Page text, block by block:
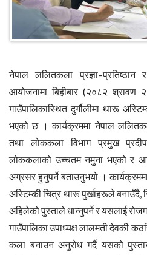
नेपाल ललितकला
आयोजनामा बिहीबार (२०८२
गाउँपालिकास्थित दुर्गौलीमा थारू
भएको छ । कार्यक्रममा नेपाल
तथा लोककला विभाग प्रमुख
लोककलाको उच्चतम नमुना भएको र
अग्रसर हुनुपर्ने बताउनुभयो ।
अस्टिम्की चित्र थारू पुर्खाहरूले
अहिलेको पुस्ताले धान्नुपर्ने र यसलाई
गाउँपालिका उपाध्यक्ष लालमती देवकी
कला बनाउन अनुरोध गर्दै यसको